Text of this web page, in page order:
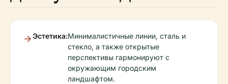
Эстетика:Минималистичные линии, сталь и
стекло, а также открытые
перспективы гармонируют с
окружающим городским
ландшафтом.